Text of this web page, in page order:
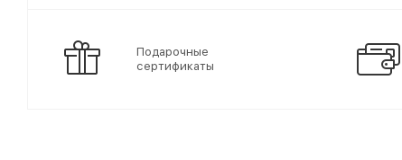
Подарочные
сертификаты